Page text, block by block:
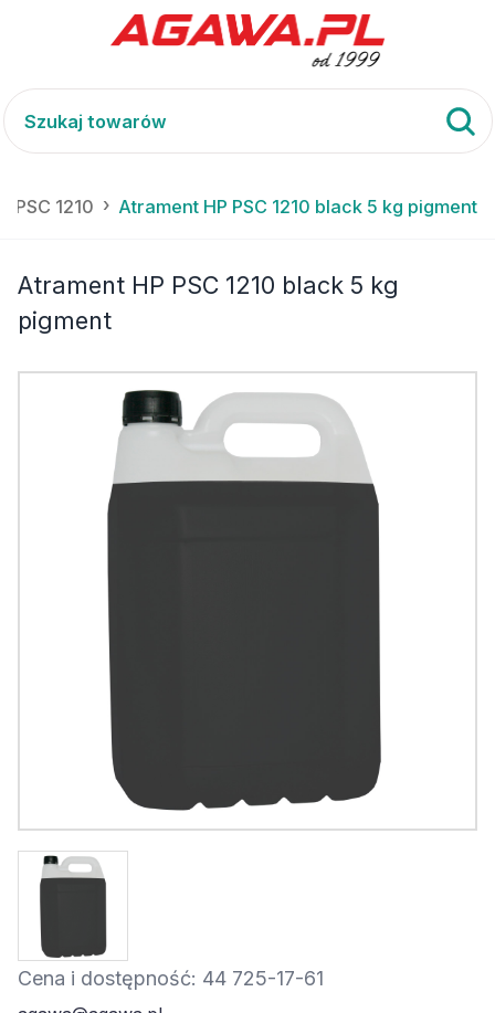
PSC 1210 Atrament HP PSC 1210 black 5 kg pigment
Atrament HP PSC 1210 black 5 kg
pigment
Cena i dostępność: 44 725-17-61